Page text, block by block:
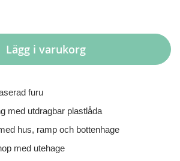
Lägg i varukorg
furu
med utdragbar plastlåda
hus, ramp och bottenhage
med utehage